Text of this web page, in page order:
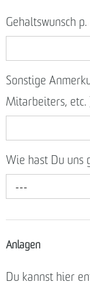
Gehaltswunsch
Sonstige
Mitarbeiters, etc.
Wie hast Du uns
---
Anlagen
Du kannst hier